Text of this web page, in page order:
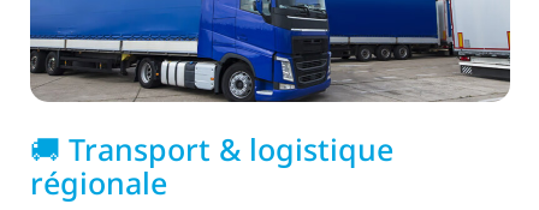
🚚 Transport & logistique
régionale